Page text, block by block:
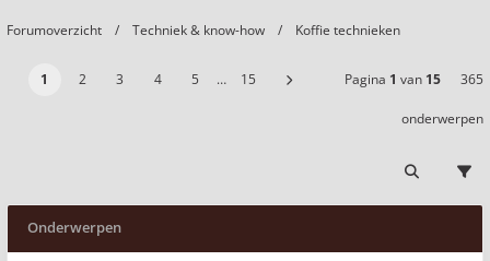
Forumoverzicht Techniek & know-how Koffie technieken
1 2 3 4 5 … 15 Pagina 1 van 15 365
onderwerpen
Onderwerpen